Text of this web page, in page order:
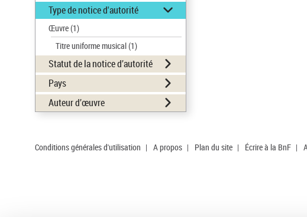
Type de notice d'autorité
Œuvre(1)
Titre uniforme musical(1)
Statut de la notice d’autorité
Pays
Auteur d’œuvre
Conditions générales d'utilisation | A propos | Plan du site | Écrire à la BnF |